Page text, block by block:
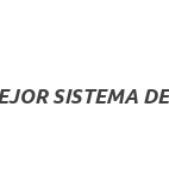
SISTEMA